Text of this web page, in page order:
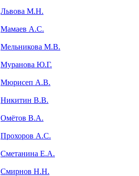
Львова М.Н.
Мамаев А.С.
Мельникова М.В.
Муранова Ю.Г.
Мюрисеп А.В.
Никитин В.В.
Омётов В.А.
Прохоров А.С.
Сметанина Е.А.
Смирнов Н.Н.